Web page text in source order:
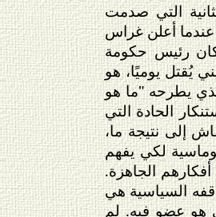
التي صدمت
أعلن غراس
رئيس حكومة
يُقتل يوميًا، هو
يطرحه "ما هو
الحادة التي
إلى نتيجة ما،
لكي يفهم
الجاهزة.
السياسية هي
هو عضو فيه. لم